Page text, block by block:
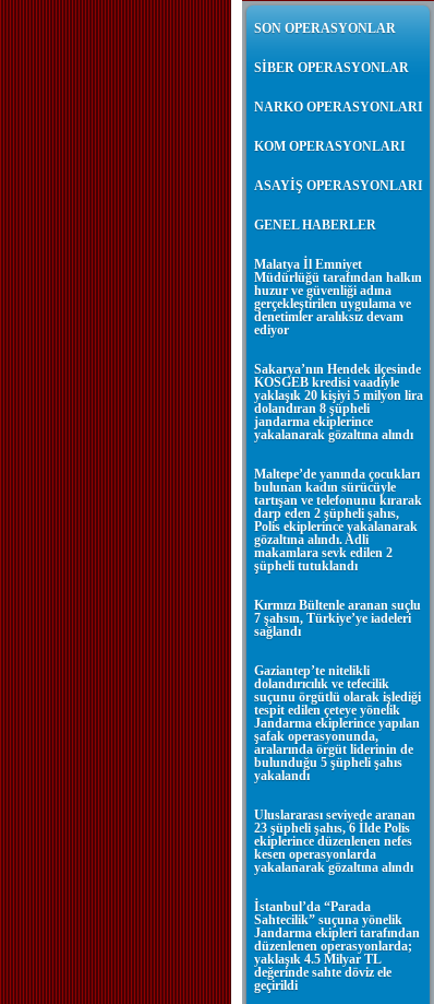
SON OPERASYONLAR
SİBER OPERASYONLAR
NARKO OPERASYONLARI
KOM OPERASYONLARI
ASAYİŞ OPERASYONLARI
GENEL HABERLER
Malatya İl Emniyet
Müdürlüğü tarafından halkın
huzur ve güvenliği adına
gerçekleştirilen uygulama ve
denetimler aralıksız devam
ediyor
Sakarya’nın Hendek ilçesinde
KOSGEB kredisi vaadiyle
yaklaşık 20 kişiyi 5 milyon lira
dolandıran 8 şüpheli
jandarma ekiplerince
yakalanarak gözaltına alındı
Maltepe’de yanında çocukları
bulunan kadın sürücüyle
tartışan ve telefonunu kırarak
darp eden 2 şüpheli şahıs,
Polis ekiplerince yakalanarak
gözaltına alındı. Adli
makamlara sevk edilen 2
şüpheli tutuklandı
Kırmızı Bültenle aranan suçlu
7 şahsın, Türkiye’ye iadeleri
sağlandı
Gaziantep’te nitelikli
dolandırıcılık ve tefecilik
suçunu örgütlü olarak işlediği
tespit edilen çeteye yönelik
Jandarma ekiplerince yapılan
şafak operasyonunda,
aralarında örgüt liderinin de
bulunduğu 5 şüpheli şahıs
yakalandı
Uluslararası seviyede aranan
23 şüpheli şahıs, 6 İlde Polis
ekiplerince düzenlenen nefes
kesen operasyonlarda
yakalanarak gözaltına alındı
İstanbul’da “Parada
Sahtecilik” suçuna yönelik
Jandarma ekipleri tarafından
düzenlenen operasyonlarda;
yaklaşık 4.5 Milyar TL
değerinde sahte döviz ele
geçirildi